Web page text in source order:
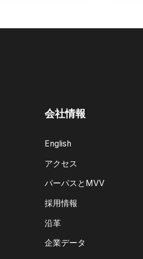
会社情報
English
アクセス
パーパスとMVV
採用情報
沿革
企業データ